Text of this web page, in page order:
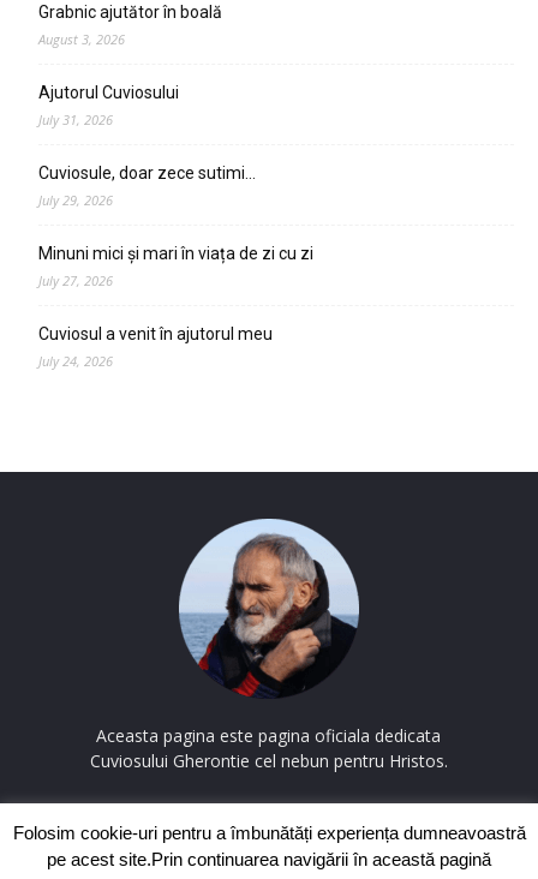
Grabnic ajutător în boală
August 3, 2026
Ajutorul Cuviosului
July 31, 2026
Cuviosule, doar zece sutimi…
July 29, 2026
Minuni mici și mari în viața de zi cu zi
July 27, 2026
Cuviosul a venit în ajutorul meu
July 24, 2026
Aceasta pagina este pagina oficiala dedicata
Cuviosului Gherontie cel nebun pentru Hristos.
Folosim cookie-uri pentru a îmbunătăți experiența dumneavoastră
pe acest site.Prin continuarea navigării în această pagină